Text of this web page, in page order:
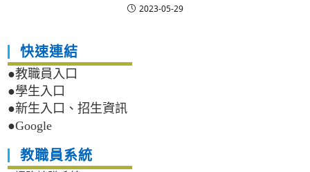
2023-05-29
快速連結
●教職員入口
●學生入口
●新生入口、招生資訊
●Google
教職員系統